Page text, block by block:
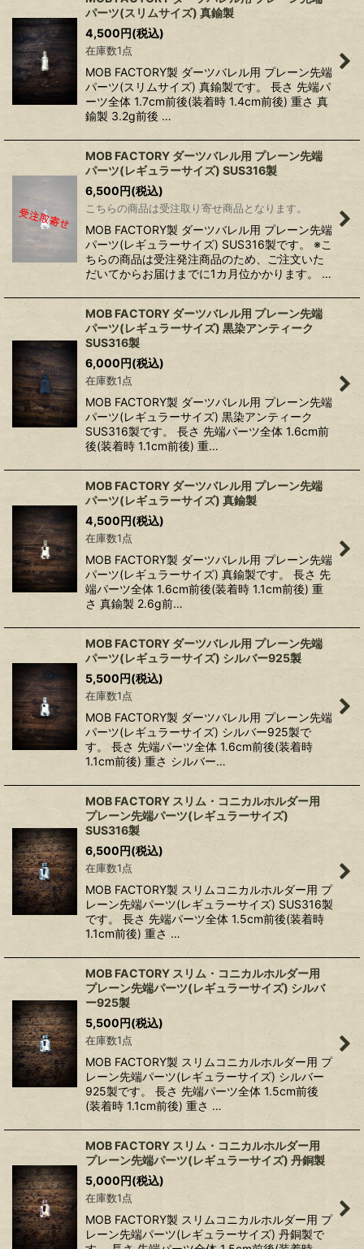
パーツ(スリムサイズ) 真鍮製
4,500円(税込)
在庫数1点
MOB FACTORY製 ダーツバレル用 プレーン先端
パーツ(スリムサイズ) 真鍮製です。 長さ 先端パ
ーツ全体 1.7cm前後(装着時 1.4cm前後) 重さ 真
鍮製 3.2g前後 …
MOB FACTORY ダーツバレル用 プレーン先端
パーツ(レギュラーサイズ) SUS316製
6,500円(税込)
こちらの商品は受注取り寄せ商品となります。
MOB FACTORY製 ダーツバレル用 プレーン先端
パーツ(レギュラーサイズ) SUS316製です。 ※こ
ちらの商品は受注発注商品のため、ご注文いた
だいてからお届けまでに1カ月位かかります。 …
MOB FACTORY ダーツバレル用 プレーン先端
パーツ(レギュラーサイズ) 黒染アンティーク
SUS316製
6,000円(税込)
在庫数1点
MOB FACTORY製 ダーツバレル用 プレーン先端
パーツ(レギュラーサイズ) 黒染アンティーク
SUS316製です。 長さ 先端パーツ全体 1.6cm前
後(装着時 1.1cm前後) 重…
MOB FACTORY ダーツバレル用 プレーン先端
パーツ(レギュラーサイズ) 真鍮製
4,500円(税込)
在庫数1点
MOB FACTORY製 ダーツバレル用 プレーン先端
パーツ(レギュラーサイズ) 真鍮製です。 長さ 先
端パーツ全体 1.6cm前後(装着時 1.1cm前後) 重
さ 真鍮製 2.6g前…
MOB FACTORY ダーツバレル用 プレーン先端
パーツ(レギュラーサイズ) シルバー925製
5,500円(税込)
在庫数1点
MOB FACTORY製 ダーツバレル用 プレーン先端
パーツ(レギュラーサイズ) シルバー925製で
す。 長さ 先端パーツ全体 1.6cm前後(装着時
1.1cm前後) 重さ シルバー…
MOB FACTORY スリム・コニカルホルダー用
プレーン先端パーツ(レギュラーサイズ)
SUS316製
6,500円(税込)
在庫数1点
MOB FACTORY製 スリムコニカルホルダー用 プ
レーン先端パーツ(レギュラーサイズ) SUS316製
です。 長さ 先端パーツ全体 1.5cm前後(装着時
1.1cm前後) 重さ …
MOB FACTORY スリム・コニカルホルダー用
プレーン先端パーツ(レギュラーサイズ) シルバ
ー925製
5,500円(税込)
在庫数1点
MOB FACTORY製 スリムコニカルホルダー用 プ
レーン先端パーツ(レギュラーサイズ) シルバー
925製です。 長さ 先端パーツ全体 1.5cm前後
(装着時 1.1cm前後) 重さ …
MOB FACTORY スリム・コニカルホルダー用
プレーン先端パーツ(レギュラーサイズ) 丹銅製
5,000円(税込)
在庫数1点
MOB FACTORY製 スリムコニカルホルダー用 プ
レーン先端パーツ(レギュラーサイズ) 丹銅製で